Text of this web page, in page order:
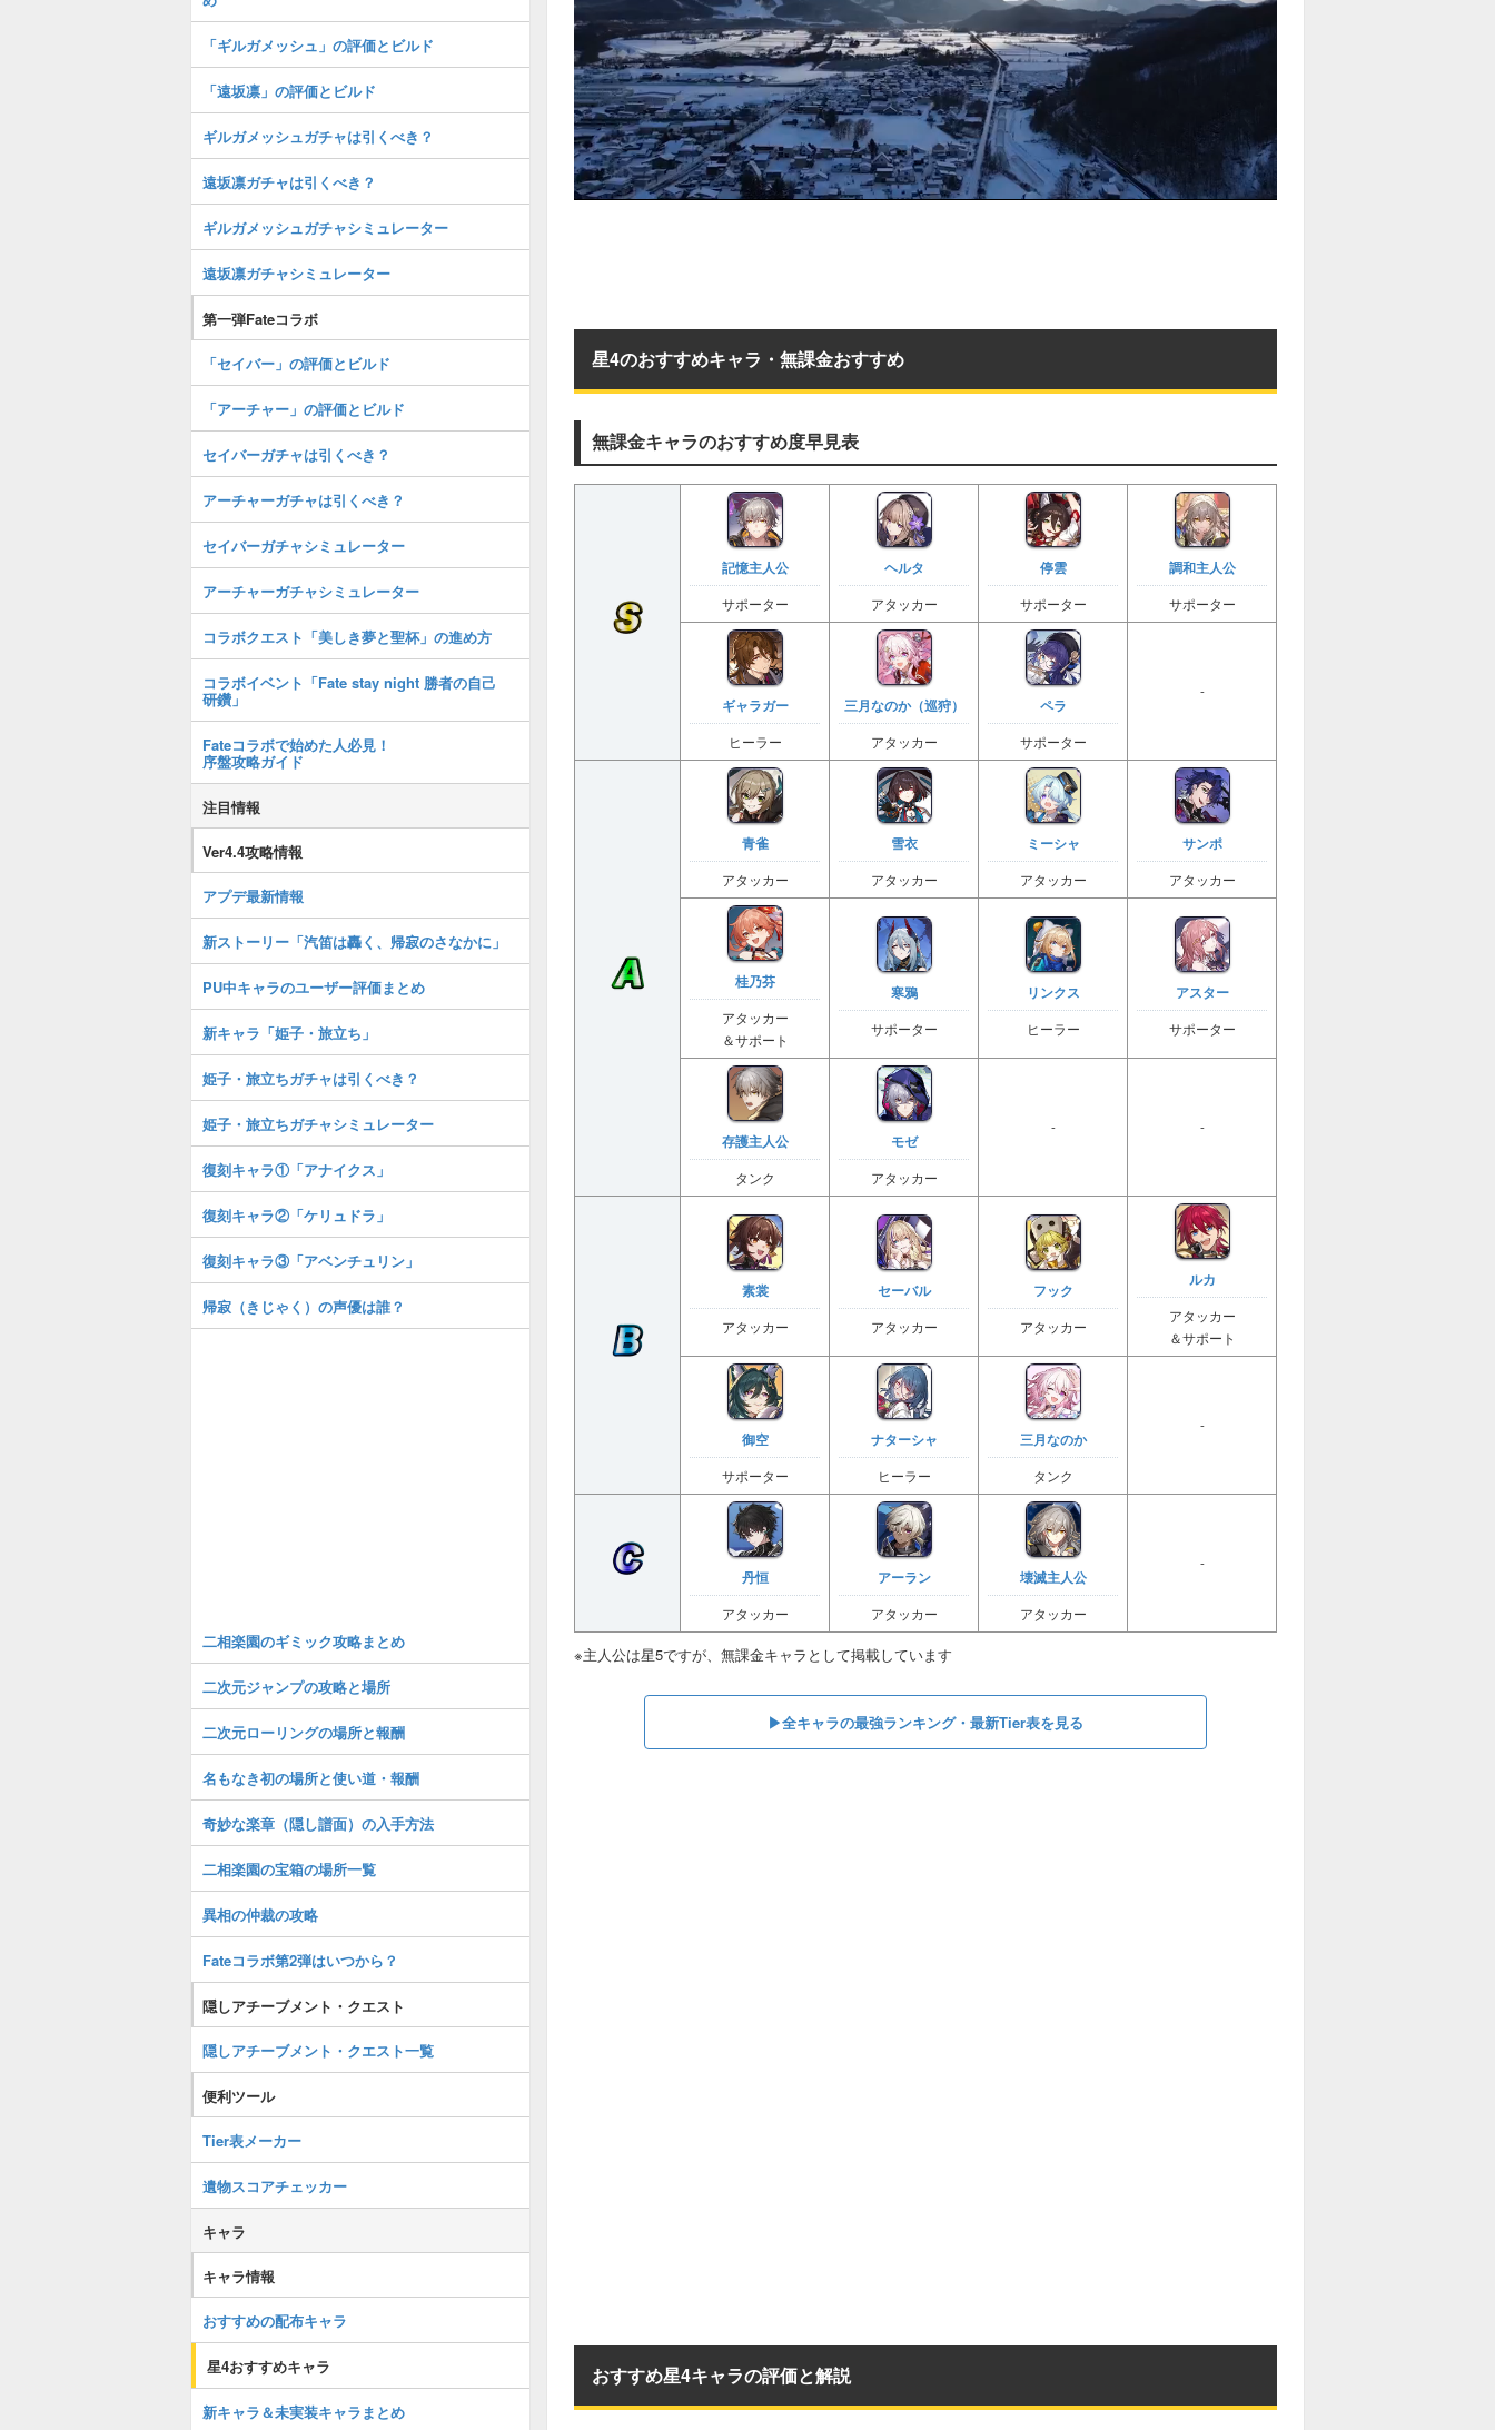
星4のおすすめキャラ・無課金おすすめ
無課金キャラのおすすめ度早見表
記憶主人公
サポーター
ヘルタ
アタッカー
停雲
サポーター
調和主人公
サポーター
ギャラガー
ヒーラー
三月なのか（巡狩）
アタッカー
ペラ
サポーター
-
青雀
アタッカー
雪衣
アタッカー
ミーシャ
アタッカー
サンポ
アタッカー
桂乃芬
アタッカー
＆サポート
寒鴉
サポーター
リンクス
ヒーラー
アスター
サポーター
存護主人公
タンク
モゼ
アタッカー
- -
素裳
アタッカー
セーバル
アタッカー
フック
アタッカー
ルカ
アタッカー
＆サポート
御空
サポーター
ナターシャ
ヒーラー
三月なのか
タンク
-
丹恒
アタッカー
アーラン
アタッカー
壊滅主人公
アタッカー
-
※主人公は星5ですが、無課金キャラとして掲載しています
▶︎全キャラの最強ランキング・最新Tier表を見る
おすすめ星4キャラの評価と解説
「ギルガメッシュ」の評価とビルド
「遠坂凛」の評価とビルド
ギルガメッシュガチャは引くべき？
遠坂凛ガチャは引くべき？
ギルガメッシュガチャシミュレーター
遠坂凛ガチャシミュレーター
第一弾Fateコラボ
「セイバー」の評価とビルド
「アーチャー」の評価とビルド
セイバーガチャは引くべき？
アーチャーガチャは引くべき？
セイバーガチャシミュレーター
アーチャーガチャシミュレーター
コラボクエスト「美しき夢と聖杯」の進め方
コラボイベント「Fate stay night 勝者の自己
研鑽」
Fateコラボで始めた人必見！
序盤攻略ガイド
注目情報
Ver4.4攻略情報
アプデ最新情報
新ストーリー「汽笛は轟く、帰寂のさなかに」
PU中キャラのユーザー評価まとめ
新キャラ「姫子・旅立ち」
姫子・旅立ちガチャは引くべき？
姫子・旅立ちガチャシミュレーター
復刻キャラ①「アナイクス」
復刻キャラ②「ケリュドラ」
復刻キャラ③「アベンチュリン」
帰寂（きじゃく）の声優は誰？
二相楽園のギミック攻略まとめ
二次元ジャンプの攻略と場所
二次元ローリングの場所と報酬
名もなき初の場所と使い道・報酬
奇妙な楽章（隠し譜面）の入手方法
二相楽園の宝箱の場所一覧
異相の仲裁の攻略
Fateコラボ第2弾はいつから？
隠しアチーブメント・クエスト
隠しアチーブメント・クエスト一覧
便利ツール
Tier表メーカー
遺物スコアチェッカー
キャラ
キャラ情報
おすすめの配布キャラ
星4おすすめキャラ
新キャラ＆未実装キャラまとめ